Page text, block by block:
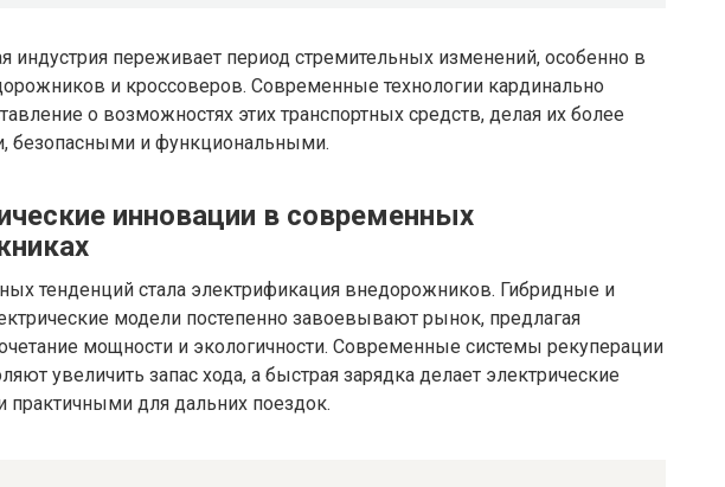
индустрия переживает период стремительных изменений, особенно в
и кроссоверов. Современные технологии кардинально
о возможностях этих транспортных средств, делая их более
безопасными и функциональными.
инновации в современных
тенденций стала электрификация внедорожников. Гибридные и
модели постепенно завоевывают рынок, предлагая
мощности и экологичности. Современные системы рекуперации
увеличить запас хода, а быстрая зарядка делает электрические
практичными для дальних поездок.